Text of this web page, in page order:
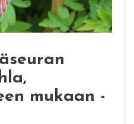
mukaan -